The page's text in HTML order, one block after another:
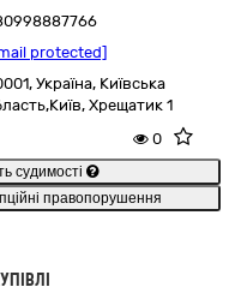
protected]
Україна, Київська
Київ, Хрещатик 1
0
судимості
правопорушення